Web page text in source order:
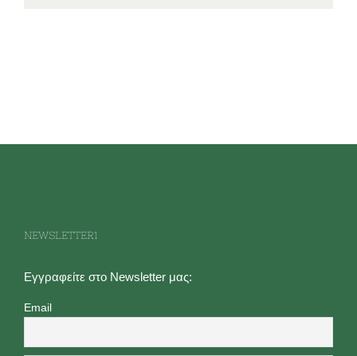
NEWSLETTER1
Εγγραφείτε στο Newsletter μας:
Email